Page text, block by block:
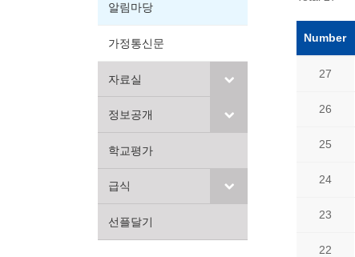
알림마당
가정통신문
자료실
정보공개
학교평가
급식
선플달기
Number
27
26
25
24
23
22